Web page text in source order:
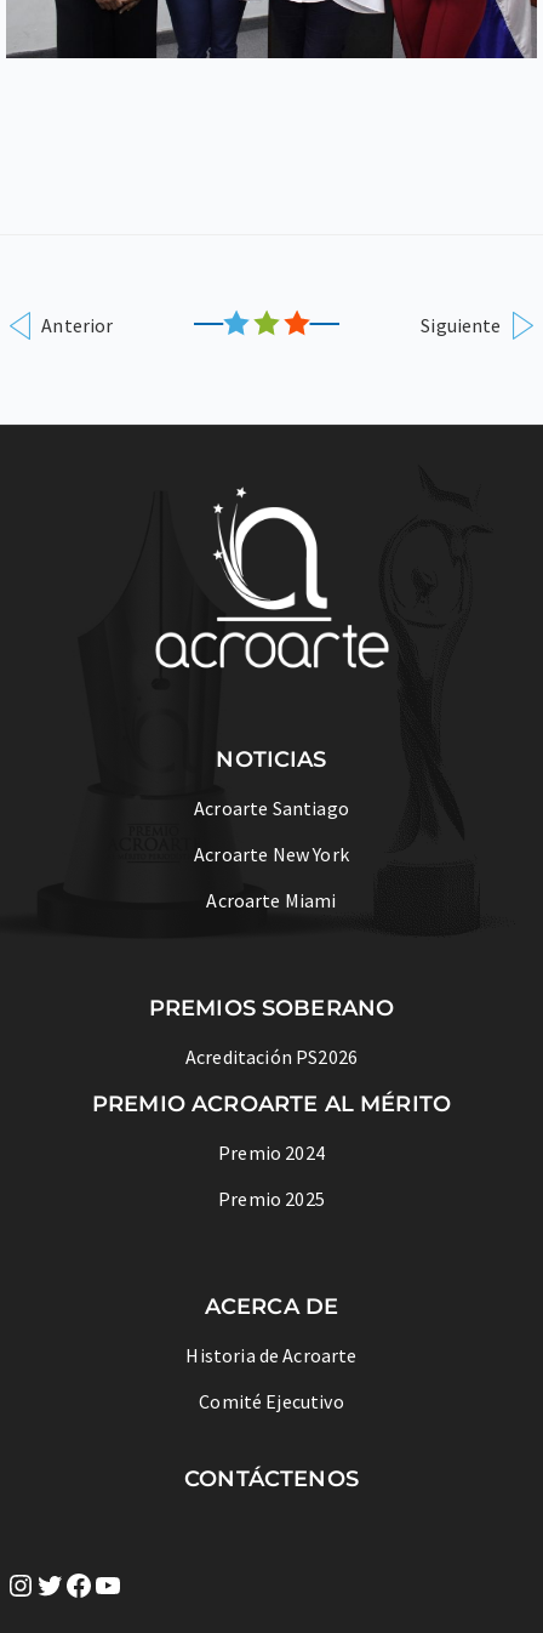
Anterior Siguiente
NOTICIAS
Acroarte Santiago
Acroarte New York
Acroarte Miami
PREMIOS SOBERANO
Acreditación PS2026
PREMIO ACROARTE AL MÉRITO
Premio 2024
Premio 2025
ACERCA DE
Historia de Acroarte
Comité Ejecutivo
CONTÁCTENOS